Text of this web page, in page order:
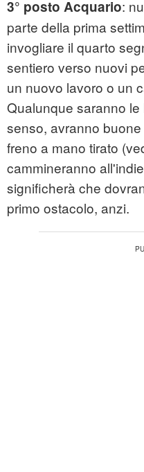
3° posto Acquario:
parte della prima
invogliare il quarto
sentiero verso nuovi
un nuovo lavoro o un
Qualunque saranno
senso, avranno
freno a mano tirato
cammineranno
significherà che
primo ostacolo, anzi.